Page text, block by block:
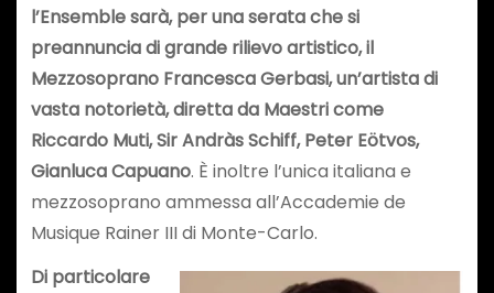
l’Ensemble sarà, per una serata che si
preannuncia di grande rilievo artistico, il
Mezzosoprano Francesca Gerbasi,un’artista di
vasta notorietà, diretta da Maestri come
Riccardo Muti, Sir Andràs Schiff, Peter Eötvos,
Gianluca Capuano. È inoltre l’unica italiana e
mezzosoprano ammessa all’Accademie de
Musique Rainer III di Monte-Carlo.
Di particolare